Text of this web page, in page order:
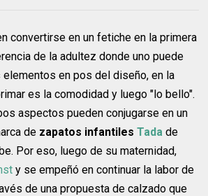
convertirse en un fetiche en la primera
de la adultez donde uno puede
en pos del diseño, en la
es la comodidad y luego "lo bello".
aspectos pueden conjugarse en un
de zapatos infantiles Tada de
Por eso, luego de su maternidad,
y se empeñó en continuar la labor de
de una propuesta de calzado que